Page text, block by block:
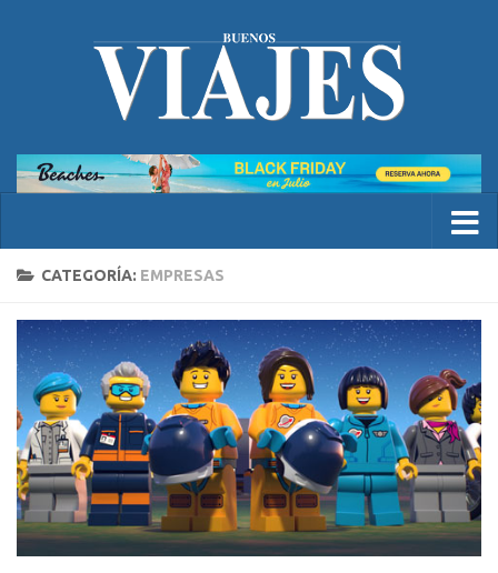
CATEGORÍA: EMPRESAS